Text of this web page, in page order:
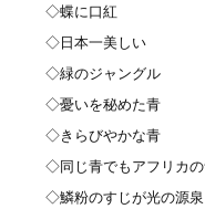
◇蝶に口紅
◇日本一美しい
◇緑のジャングル
◇憂いを秘めた青
◇きらびやかな青
◇同じ青でもアフリカの
◇鱗粉のすじが光の源泉